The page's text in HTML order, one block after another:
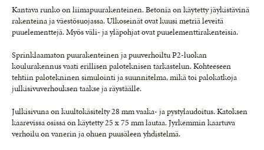
Kantava runko on liimapuurakenteinen. Betonia on käytetty jäykistävinä
rakenteina ja väestösuojassa. Ulkoseinät ovat kuusi metriä leveitä
puuelementtejä. Myös väli- ja yläpohjat ovat puuelementtirakenteisia.
Sprinklaamaton puurakenteinen ja puuverhoiltu P2-luokan
koulurakennus vaati erillisen paloteknisen tarkastelun. Kohteeseen
tehtiin palotekninen simulointi ja suunnitelma, mikä toi palokatkoja
julkisivuverhouksen taakse ja räystäälle.
Julkisivuna on kuultokäsitelty 28 mm vaaka- ja pystylaudoitus. Katoksen
kaarevissa osissa on käytetty 25 x 75 mm lautaa. Jyrkemmin kaartuva
verhoilu on vanerin ja ohuen puusäleen yhdistelmä.